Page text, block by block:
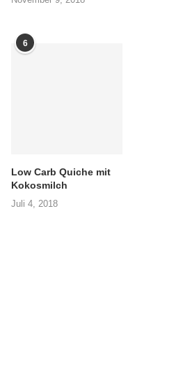
6
Low Carb Quiche mit
Kokosmilch
Juli 4, 2018